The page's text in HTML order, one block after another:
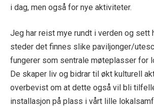
i dag, men også for nye aktiviteter.
Jeg har reist mye rundt i verden og sett
steder det finnes slike paviljonger/
fungerer som sentrale møteplasser for
De skaper liv og bidrar til økt kulturell
overbevist om at dette også vil bli
installasjon på plass i vårt lille